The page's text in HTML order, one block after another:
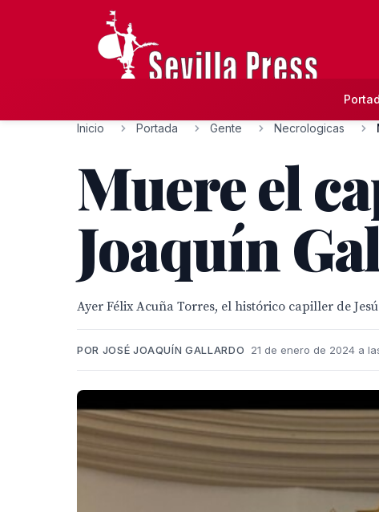
Inicio Portada Gente Necrologicas
Muere el
Joaquín
Ayer Félix Acuña Torres, el histórico capiller de
POR JOSÉ JOAQUÍN GALLARDO 21 de enero de 2024 a